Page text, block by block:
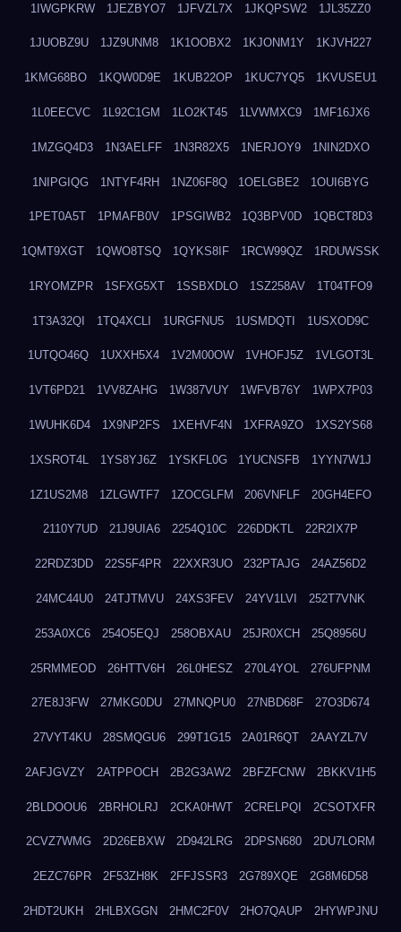
1IWGPKRW 1JEZBYO7 1JFVZL7X 1JKQPSW2 1JL35ZZ0
1JUOBZ9U 1JZ9UNM8 1K1OOBX2 1KJONM1Y 1KJVH227
1KMG68BO 1KQW0D9E 1KUB22OP 1KUC7YQ5 1KVUSEU1
1L0EECVC 1L92C1GM 1LO2KT45 1LVWMXC9 1MF16JX6
1MZGQ4D3 1N3AELFF 1N3R82X5 1NERJOY9 1NIN2DXO
1NIPGIQG 1NTYF4RH 1NZ06F8Q 1OELGBE2 1OUI6BYG
1PET0A5T 1PMAFB0V 1PSGIWB2 1Q3BPV0D 1QBCT8D3
1QMT9XGT 1QWO8TSQ 1QYKS8IF 1RCW99QZ 1RDUWSSK
1RYOMZPR 1SFXG5XT 1SSBXDLO 1SZ258AV 1T04TFO9
1T3A32QI 1TQ4XCLI 1URGFNU5 1USMDQTI 1USXOD9C
1UTQO46Q 1UXXH5X4 1V2M00OW 1VHOFJ5Z 1VLGOT3L
1VT6PD21 1VV8ZAHG 1W387VUY 1WFVB76Y 1WPX7P03
1WUHK6D4 1X9NP2FS 1XEHVF4N 1XFRA9ZO 1XS2YS68
1XSROT4L 1YS8YJ6Z 1YSKFL0G 1YUCNSFB 1YYN7W1J
1Z1US2M8 1ZLGWTF7 1ZOCGLFM 206VNFLF 20GH4EFO
2110Y7UD 21J9UIA6 2254Q10C 226DDKTL 22R2IX7P
22RDZ3DD 22S5F4PR 22XXR3UO 232PTAJG 24AZ56D2
24MC44U0 24TJTMVU 24XS3FEV 24YV1LVI 252T7VNK
253A0XC6 254O5EQJ 258OBXAU 25JR0XCH 25Q8956U
25RMMEOD 26HTTV6H 26L0HESZ 270L4YOL 276UFPNM
27E8J3FW 27MKG0DU 27MNQPU0 27NBD68F 27O3D674
27VYT4KU 28SMQGU6 299T1G15 2A01R6QT 2AAYZL7V
2AFJGVZY 2ATPPOCH 2B2G3AW2 2BFZFCNW 2BKKV1H5
2BLDOOU6 2BRHOLRJ 2CKA0HWT 2CRELPQI 2CSOTXFR
2CVZ7WMG 2D26EBXW 2D942LRG 2DPSN680 2DU7LORM
2EZC76PR 2F53ZH8K 2FFJSSR3 2G789XQE 2G8M6D58
2HDT2UKH 2HLBXGGN 2HMC2F0V 2HO7QAUP 2HYWPJNU